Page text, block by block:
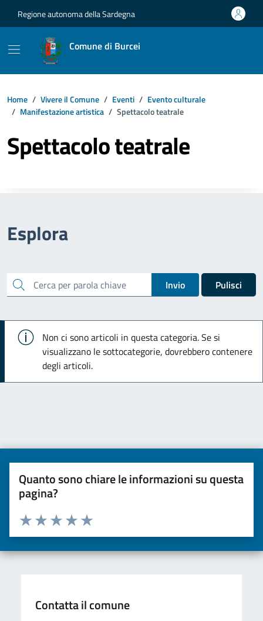
Regione autonoma della Sardegna
Comune di Burcei
Home Vivere il Comune Eventi
Evento culturale
Manifestazione artistica
Spettacolo teatrale
Spettacolo teatrale
Esplora
cerca Invio Pulisci
Info
Non ci sono articoli in questa categoria. Se si
visualizzano le sottocategorie, dovrebbero contenere
degli articoli.
Quanto sono chiare le informazioni su questa
pagina?
Valuta da 1 a 5 stelle la pagina
Valuta 5 stelle su 5
Valuta 4 stelle su 5
Valuta 3 stelle su 5
Valuta 2 stelle su 5
Valuta una stella su 5
Contatta il comune